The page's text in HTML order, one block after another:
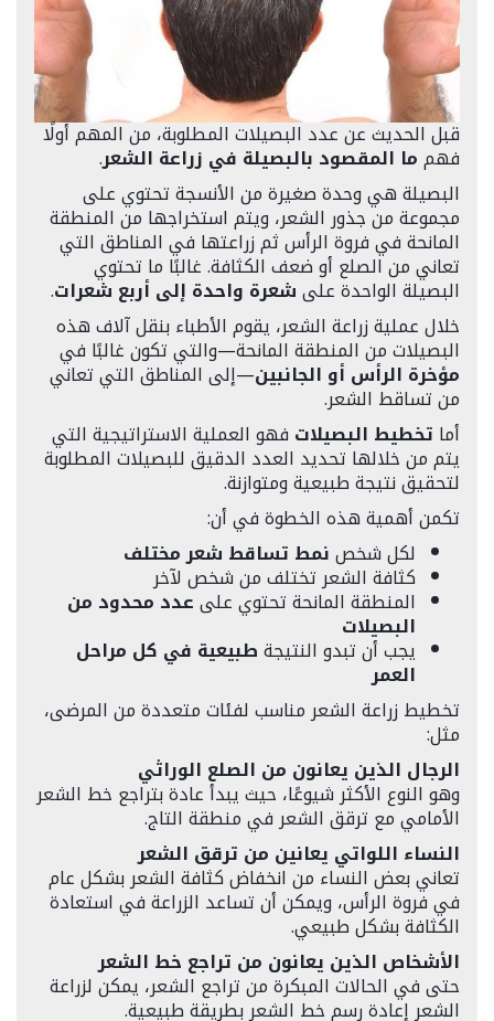
قبل الحديث عن عدد البصيلات المطلوبة، من المهم أولًا
فهمما المقصود بالبصيلة في زراعة الشعر.
البصيلة هي وحدة صغيرة من الأنسجة تحتوي على
مجموعة من جذور الشعر، ويتم استخراجها من المنطقة
المانحة في فروة الرأس ثم زراعتها في المناطق التي
تعاني من الصلع أو ضعف الكثافة. غالبًا ما تحتوي
البصيلة الواحدة علىشعرة واحدة إلى أربع شعرات.
خلال عملية زراعة الشعر، يقوم الأطباء بنقل آلاف هذه
البصيلات من المنطقة المانحة—والتي تكون غالبًا في
مؤخرة الرأس أو الجانبين—إلى المناطق التي تعاني
من تساقط الشعر.
أما تخطيط البصيلات فهو العملية الاستراتيجية التي
يتم من خلالها تحديد العدد الدقيق للبصيلات المطلوبة
لتحقيق نتيجة طبيعية ومتوازنة.
تكمن أهمية هذه الخطوة في أن:
لكل شخصنمط تساقط شعر مختلف
كثافة الشعر تختلف من شخص لآخر
المنطقة المانحة تحتوي علىعدد محدود من
البصيلات
يجب أن تبدو النتيجةطبيعية في كل مراحل
العمر
تخطيط زراعة الشعر مناسب لفئات متعددة من المرضى،
مثل:
الرجال الذين يعانون من الصلع الوراثي
وهو النوع الأكثر شيوعًا، حيث يبدأ عادة بتراجع خط الشعر
الأمامي مع ترقق الشعر في منطقة التاج.
النساء اللواتي يعانين من ترقق الشعر
تعاني بعض النساء من انخفاض كثافة الشعر بشكل عام
في فروة الرأس، ويمكن أن تساعد الزراعة في استعادة
الكثافة بشكل طبيعي.
الأشخاص الذين يعانون من تراجع خط الشعر
حتى في الحالات المبكرة من تراجع الشعر، يمكن لزراعة
الشعر إعادة رسم خط الشعر بطريقة طبيعية.